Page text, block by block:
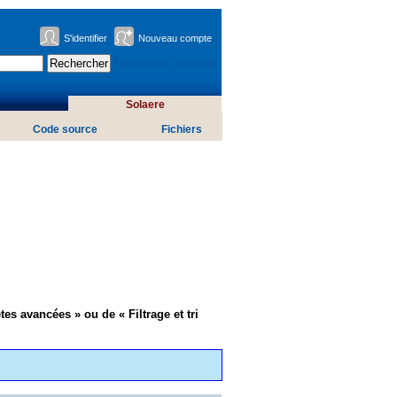
S'identifier Nouveau compte
Solaere
Code source Fichiers
avancées » ou de « Filtrage et tri